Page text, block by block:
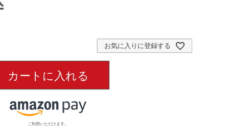
お気に入りに登録する
カートに入れる
ご利用いただけます。